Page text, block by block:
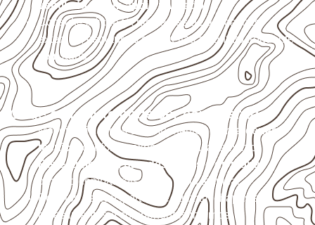
ventilado e com apoio nivelado.
Consulte a ficha técnica antes de aplicações
externas, estruturais ou sujeitas a contato frequente
com água.
Onde o produto pode ser considerado
Móveis, divisórias e componentes de
marcenaria
técnica
, conforme exposição e acabamento.
Revestimentos, paredes, pisos e divisórias,
quando compatíveis com a ficha técnica.
Projetos de transporte que utilizam chapas em
revestimentos e componentes internos.